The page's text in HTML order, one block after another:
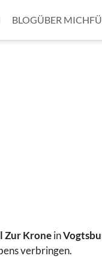
BLOGÜBER MICH
Zur Kronein
verbringen.